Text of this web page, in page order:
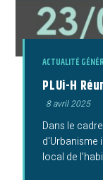
ACTUALITÉ
PLUi-H
Publication
8 avril 2025
Dans le
d'Urbanisme
local de